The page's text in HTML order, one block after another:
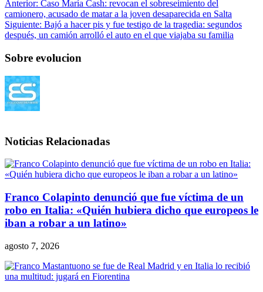
Anterior: Caso María Cash: revocan el sobreseimiento del
camionero, acusado de matar a la joven desaparecida en Salta
Siguiente: Bajó a hacer pis y fue testigo de la tragedia: segundos
después, un camión arrolló el auto en el que viajaba su familia
Sobre evolucion
Noticias Relacionadas
Franco Colapinto denunció que fue víctima de un
robo en Italia: «Quién hubiera dicho que europeos le
iban a robar a un latino»
agosto 7, 2026